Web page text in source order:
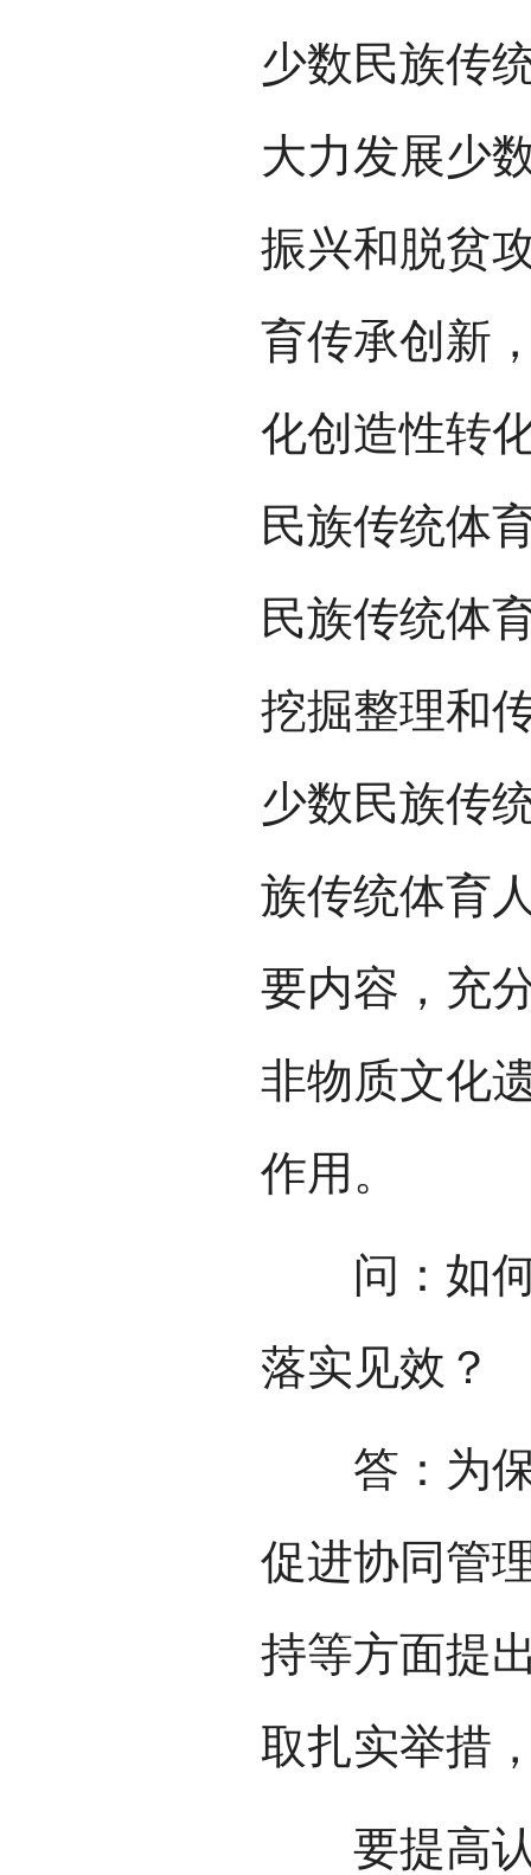
少数民族传
大力发展少
振兴和脱贫
育传承创新
化创造性转
民族传统体
民族传统体
挖掘整理和
少数民族传
族传统体育
要内容，充
非物质文化
作用。
问：如何
落实见效？
答：为保
促进协同管
持等方面提
取扎实举措
要提高认